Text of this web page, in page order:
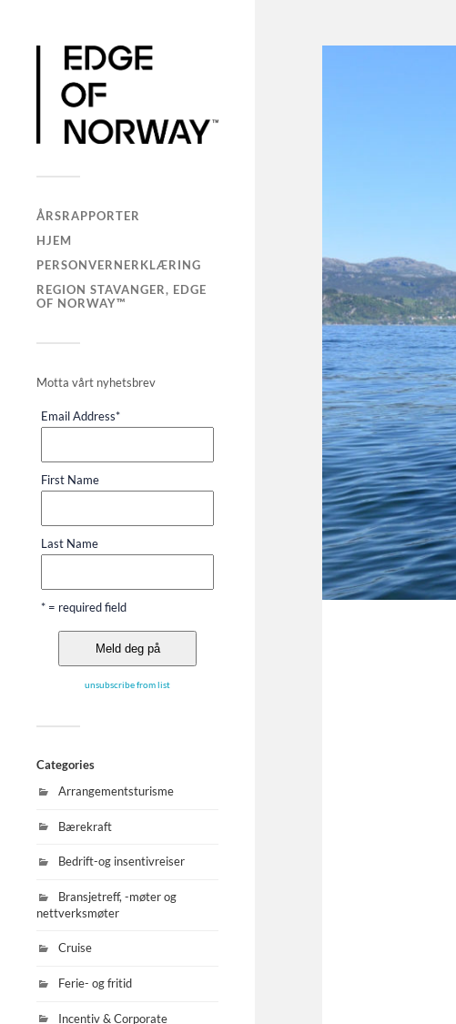
ÅRSRAPPORTER
HJEM
PERSONVERNERKLÆRING
REGION STAVANGER, EDGE
OF NORWAY™
Motta vårt nyhetsbrev
Email Address*
First Name
Last Name
* = required field
unsubscribe from list
Categories
Arrangementsturisme
Bærekraft
Bedrift-og insentivreiser
Bransjetreff, -møter og
nettverksmøter
Cruise
Ferie- og fritid
Incentiv & Corporate